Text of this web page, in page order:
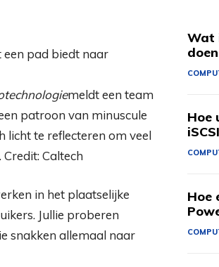
meldt een team
patroon van minuscule
licht te reflecteren om veel
Caltech
in het plaatselijke
Jullie proberen
snakken allemaal naar
Wat
Hoe
Hoe